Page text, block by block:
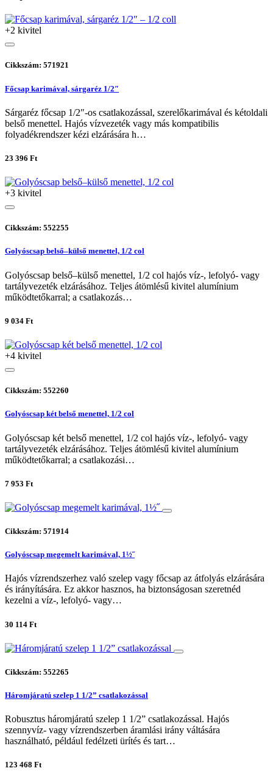
+2 kivitel
Cikkszám: 571921
Főcsap karimával, sárgaréz 1/2″
Sárgaréz főcsap 1/2″-os csatlakozással, szerelőkarimával és kétoldali
belső menettel. Hajós vízvezeték vagy más kompatibilis
folyadékrendszer kézi elzárására h…
23 396 Ft
+3 kivitel
Cikkszám: 552255
Golyóscsap belső–külső menettel, 1/2 col
Golyóscsap belső–külső menettel, 1/2 col hajós víz-, lefolyó- vagy
tartályvezeték elzárásához. Teljes átömlésű kivitel alumínium
működtetőkarral; a csatlakozás…
9 034 Ft
+4 kivitel
Cikkszám: 552260
Golyóscsap két belső menettel, 1/2 col
Golyóscsap két belső menettel, 1/2 col hajós víz-, lefolyó- vagy
tartályvezeték elzárásához. Teljes átömlésű kivitel alumínium
működtetőkarral; a csatlakozási…
7 953 Ft
Cikkszám: 571914
Golyóscsap megemelt karimával, 1½˝
Hajós vízrendszerhez való szelep vagy főcsap az átfolyás elzárására
és irányítására. Ez akkor hasznos, ha biztonságosan szeretnéd
kezelni a víz-, lefolyó- vagy…
30 114 Ft
Cikkszám: 552265
Háromjáratú szelep 1 1/2” csatlakozással
Robusztus háromjáratú szelep 1 1/2” csatlakozással. Hajós
szennyvíz- vagy vízrendszerben áramlási irány váltására
használható, például fedélzeti ürítés és tart…
123 468 Ft